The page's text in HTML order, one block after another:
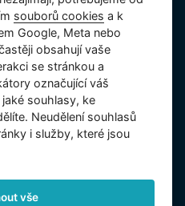
soudu v Praze,
DIČ CZ26150808.
souborů cookies a k
Google, Meta nebo
obsahují vaše
se stránkou a
označující váš
souhlasy, ke
Neudělení souhlasů
i služby, které jsou
vše